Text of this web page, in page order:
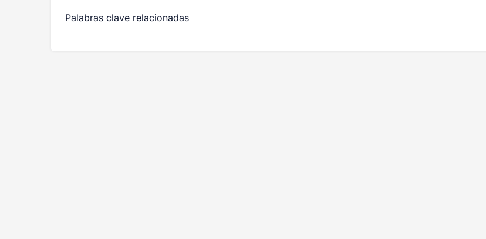
Palabras clave relacionadas